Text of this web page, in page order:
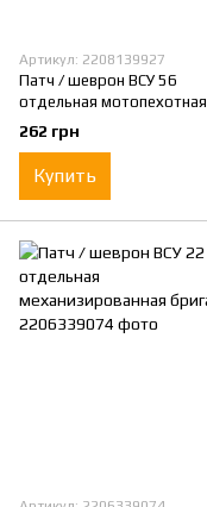
Артикул: 2208139927
Патч / шеврон ВСУ 56
отдельная мотопехотная
бригада ОК Юг полевой
объемный
262 грн
Купить